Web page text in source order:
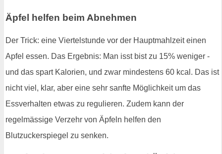
Äpfel helfen beim Abnehmen
Der Trick: eine Viertelstunde vor der Hauptmahlzeit einen
Apfel essen. Das Ergebnis: Man isst bist zu 15% weniger -
und das spart Kalorien, und zwar mindestens 60 kcal. Das ist
nicht viel, klar, aber eine sehr sanfte Möglichkeit um das
Essverhalten etwas zu regulieren. Zudem kann der
regelmässige Verzehr von Äpfeln helfen den
Blutzuckerspiegel zu senken.